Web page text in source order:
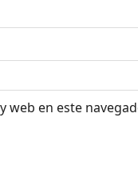
en este